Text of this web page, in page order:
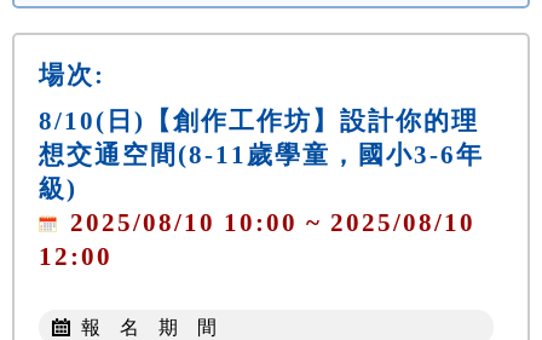
場次:
8/10(日)【創作工作坊】設計你的理
想交通空間(8-11歲學童，國小3-6年
級)
2025/08/10 10:00 ~ 2025/08/10
12:00
報 名 期 間